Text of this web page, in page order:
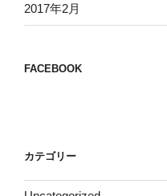
2017年2月
FACEBOOK
カテゴリー